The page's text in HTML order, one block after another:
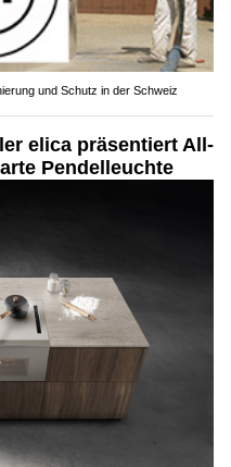
und Schutz in der Schweiz
elica präsentiert All-
Pendelleuchte